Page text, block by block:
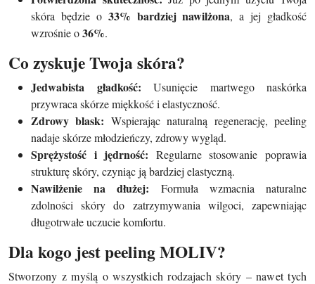
skóra będzie o 33% bardziej nawilżona, a jej gładkość
wzrośnie o36%.
Co zyskuje Twoja skóra?
Jedwabista gładkość: Usunięcie martwego naskórka
przywraca skórze miękkość i elastyczność.
Zdrowy blask: Wspierając naturalną regenerację, peeling
nadaje skórze młodzieńczy, zdrowy wygląd.
Sprężystość i jędrność: Regularne stosowanie poprawia
strukturę skóry, czyniąc ją bardziej elastyczną.
Nawilżenie na dłużej: Formuła wzmacnia naturalne
zdolności skóry do zatrzymywania wilgoci, zapewniając
długotrwałe uczucie komfortu.
Dla kogo jest peeling MOLIV?
Stworzony z myślą o wszystkich rodzajach skóry – nawet tych